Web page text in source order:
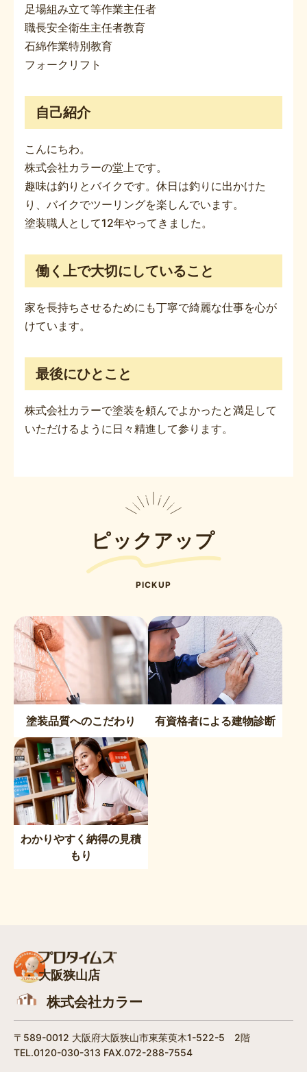
足場組み立て等作業主任者
職長安全衛生主任者教育
石綿作業特別教育
フォークリフト
自己紹介
こんにちわ。
株式会社カラーの堂上です。
趣味は釣りとバイクです。休日は釣りに出かけた
り、バイクでツーリングを楽しんでいます。
塗装職人として12年やってきました。
働く上で大切にしていること
家を長持ちさせるためにも丁寧で綺麗な仕事を心が
けています。
最後にひとこと
株式会社カラーで塗装を頼んでよかったと満足して
いただけるように日々精進して参ります。
ピックアップ
PICKUP
塗装品質へのこだわり 有資格者による建物診断
わかりやすく納得の見積
もり
大阪狭山店
株式会社カラー
〒589-0012 大阪府大阪狭山市東茱萸木1-522-5 2階
TEL.0120-030-313 FAX.072-288-7554